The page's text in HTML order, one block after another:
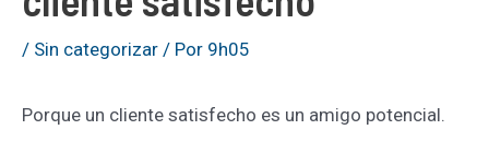
/ Sin categorizar / Por 9h05
Porque un cliente satisfecho es un amigo potencial.